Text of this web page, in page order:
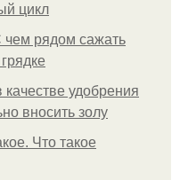
цикл
чем рядом сажать
удобрения
вносить золу
Что такое